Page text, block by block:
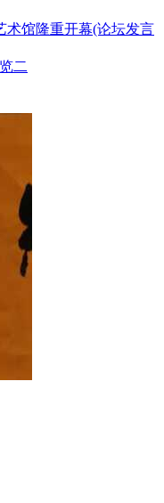
术馆隆重开幕(论坛发言
二